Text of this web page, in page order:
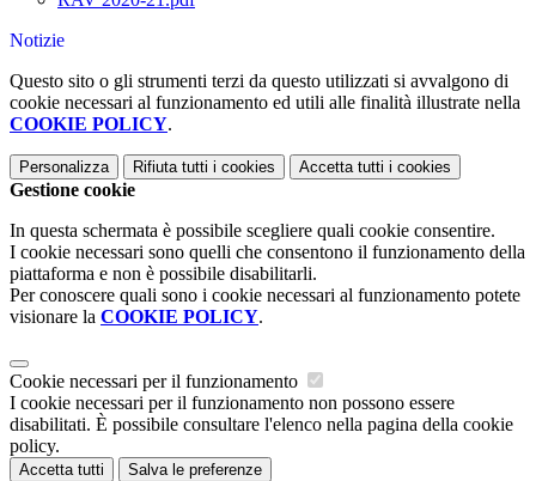
Notizie
Questo sito o gli strumenti terzi da questo utilizzati si avvalgono di
cookie necessari al funzionamento ed utili alle finalità illustrate nella
COOKIE POLICY.
Personalizza Rifiuta tutti i cookies Accetta tutti i cookies
Gestione cookie
In questa schermata è possibile scegliere quali cookie consentire.
I cookie necessari sono quelli che consentono il funzionamento della
piattaforma e non è possibile disabilitarli.
Per conoscere quali sono i cookie necessari al funzionamento potete
visionare la COOKIE POLICY.
Cookie necessari per il funzionamento
I cookie necessari per il funzionamento non possono essere
disabilitati. È possibile consultare l'elenco nella pagina della cookie
policy.
Accetta tutti Salva le preferenze